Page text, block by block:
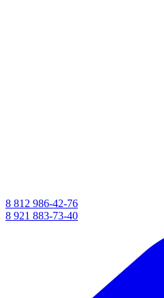
8 812 986-42-76
8 921 883-73-40